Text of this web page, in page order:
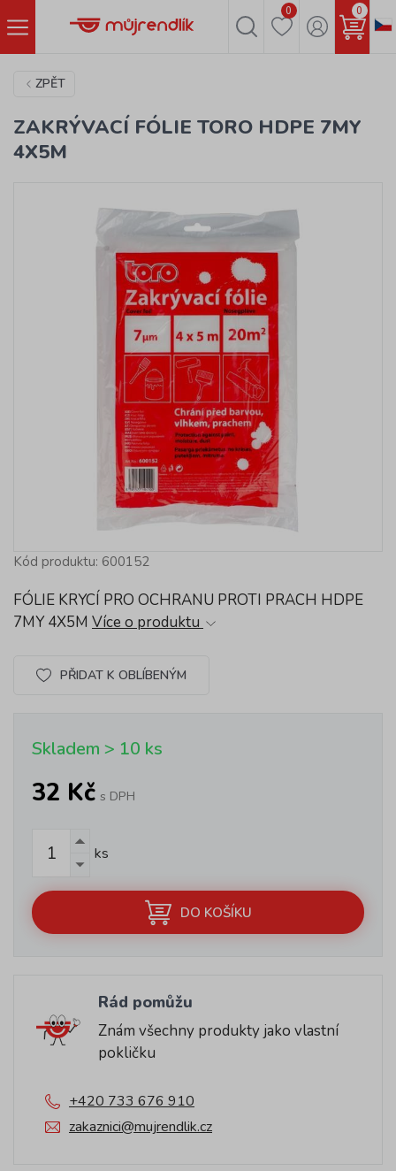
0 0
ZPĚT
ZAKRÝVACÍ FÓLIE TORO HDPE 7MY
4X5M
Kód produktu: 600152
FÓLIE KRYCÍ PRO OCHRANU PROTI PRACH HDPE
7MY 4X5M Více o produktu
PŘIDAT K OBLÍBENÝM
Skladem > 10 ks
32 Kč s DPH
ks
DO KOŠÍKU
Rád pomůžu
Znám všechny produkty jako vlastní
pokličku
+420 733 676 910
zakaznici@mujrendlik.cz